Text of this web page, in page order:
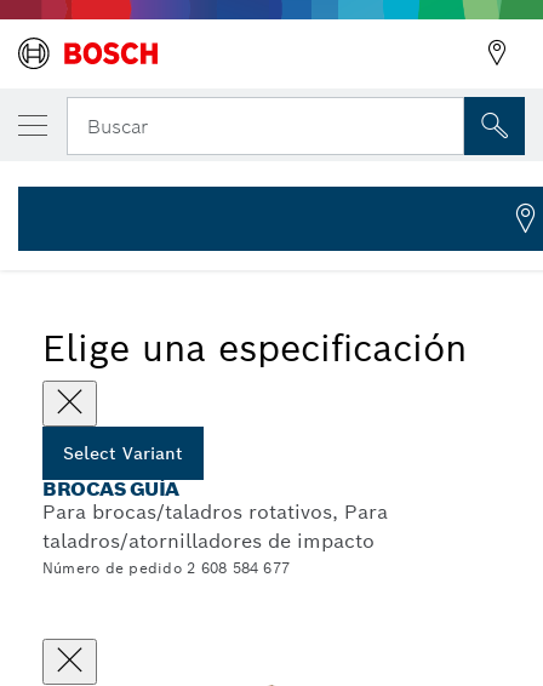
Buscar
... Brocas guía para sierras copa Power Change
Elige una especificación
Select Variant
BROCAS GUÍA
Para brocas/taladros rotativos, Para
taladros/atornilladores de impacto
Número de pedido 2 608 584 677
Broca guía de HSS-Co
2 608 584 677